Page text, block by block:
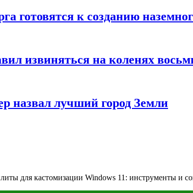
готовятся к созданию
извиняться на коленях
назвал лучший город Земли
для кастомизации Windows 11: инструменты и